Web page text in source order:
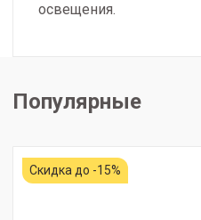
освещения.
Популярные
Скидка до -15%